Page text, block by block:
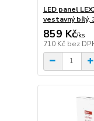
LED panel
vestavný bílý,
859 Kč/ks
710 Kč bez